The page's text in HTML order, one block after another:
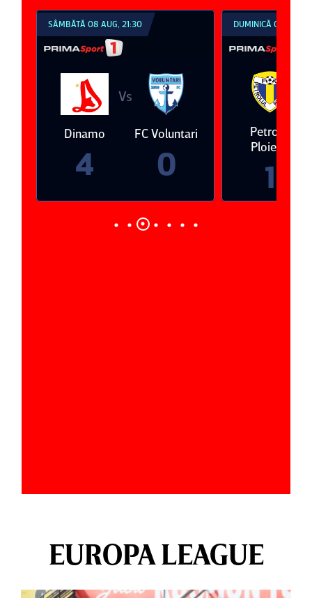
08 AUG, 21:30
FC Voluntari
DUMINICĂ 09 AUG, 18:30
Petrolul
Vs
Oţelul
EUROPA LEAGUE